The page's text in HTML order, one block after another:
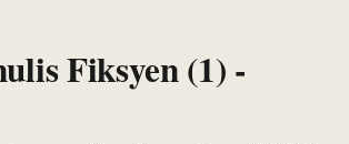
Fiksyen (1) -